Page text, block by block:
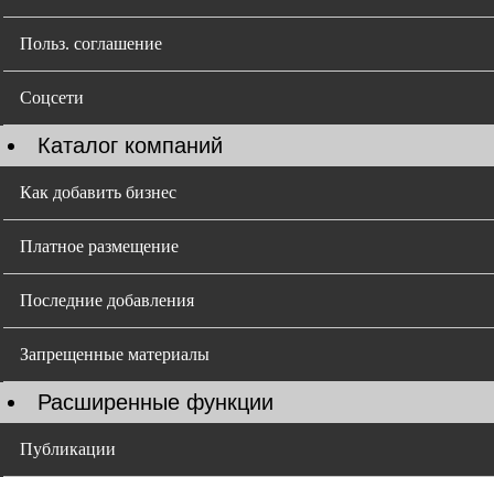
Польз. соглашение
Соцсети
Каталог компаний
Как добавить бизнес
Платное размещение
Последние добавления
Запрещенные материалы
Расширенные функции
Публикации